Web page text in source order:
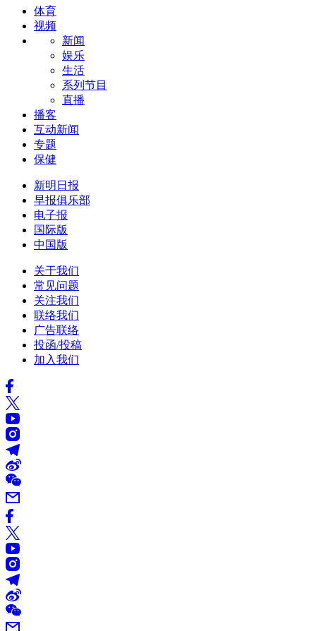
体育
视频
新闻
娱乐
生活
系列节目
直播
播客
互动新闻
专题
保健
新明日报
早报俱乐部
电子报
国际版
中国版
关于我们
常见问题
关注我们
联络我们
广告联络
投函/投稿
加入我们